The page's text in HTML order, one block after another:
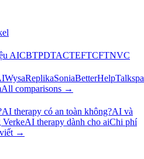
AICBTPDTACTEFTCFTNVC
WysaReplikaSoniaBetterHelp
All comparisons →
AI therapy có an toàn không?AI và
VerkeAI therapy dành cho aiChi phí
→